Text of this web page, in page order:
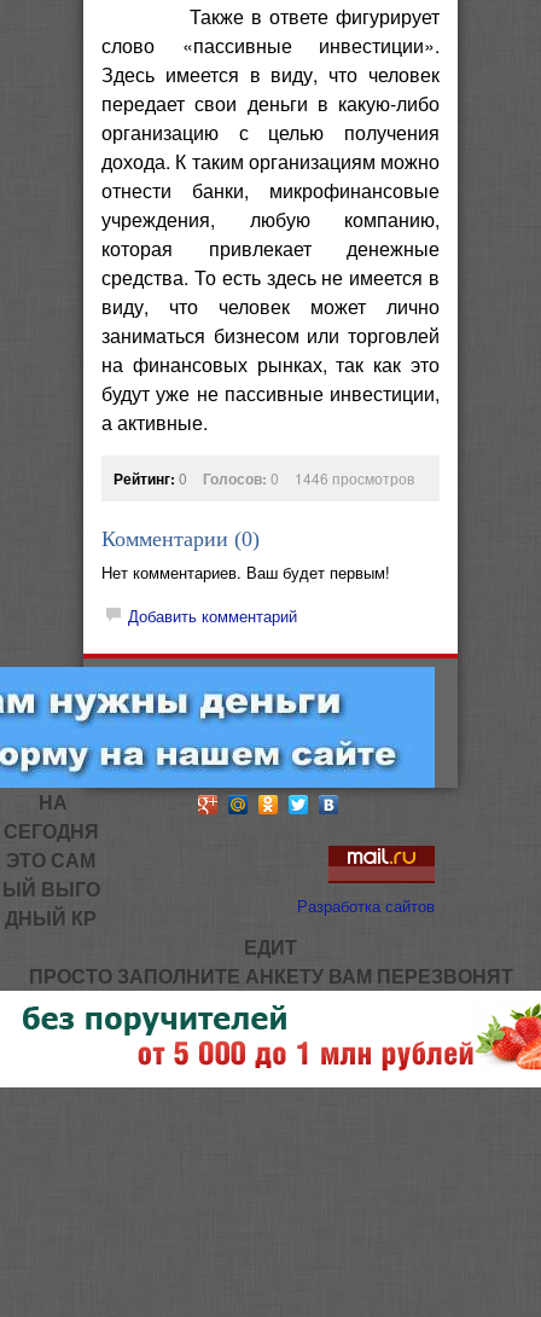
Также в ответе фигурирует
слово «пассивные инвестиции».
Здесь имеется в виду, что человек
передает свои деньги в какую-либо
организацию с целью получения
дохода. К таким организациям можно
отнести банки, микрофинансовые
учреждения, любую компанию,
которая привлекает денежные
средства. То есть здесь не имеется в
виду, что человек может лично
заниматься бизнесом или торговлей
на финансовых рынках, так как это
будут уже не пассивные инвестиции,
а активные.
Рейтинг: 0 Голосов: 0 1446 просмотров
Комментарии (0)
Нет комментариев. Ваш будет первым!
Добавить комментарий
Разработка сайтов
НА
СЕГОДНЯ
ЭТО САМ
ЫЙ ВЫГО
ДНЫЙ КР
ЕДИТ
ПРОСТО ЗАПОЛНИТЕ АНКЕТУ ВАМ ПЕРЕЗВОНЯТ